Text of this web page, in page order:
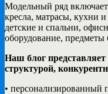
Модельный ряд
кресла, матрасы, кухни
детские и спальни,
оборудование, предметы
Наш блог
структурой,
• персонализированный